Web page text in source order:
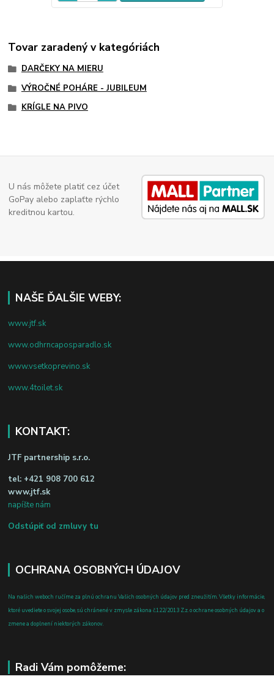
Tovar zaradený v kategóriách
DARČEKY NA MIERU
VÝROČNÉ POHÁRE - JUBILEUM
KRÍGLE NA PIVO
U nás môžete platiť cez účet
GoPay alebo zaplaťte rýchlo
kreditnou kartou.
NAŠE ĎALŠIE WEBY:
www.jtf.sk
www.odhrncaposparadlo.sk
www.vsetkoprevino.sk
www.4toilet.sk
KONTAKT:
JTF partnership s.r.o.
tel: +421 908 700 612
www.jtf.sk
napíšte nám
Odstúpiť od zmluvy tu
OCHRANA OSOBNÝCH ÚDAJOV
Na našich weboch ručíme za plnú ochranu Vašich osobných údajov pred zneužitím. Všetky informácie,
ktoré uvediete o svojej osobe, sú chránené v zmysle zákona č.122/2013 Z.z. o ochrane osobných údajov a o
zmene a doplnení niektorých zákonov.
Radi Vám pomôžeme: